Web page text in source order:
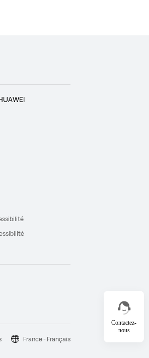
Contactez-
nous
France - Français